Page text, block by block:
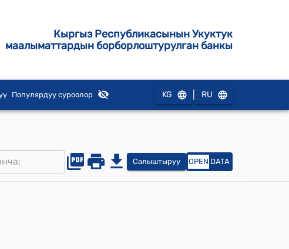
Кыргыз Республикасынын Укуктук
маалыматтардын борборлоштурулган банкы
Популярдуу суроолор KG RU
Салыштыруу OPEN DATA